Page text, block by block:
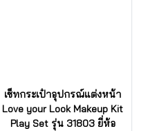
เซ็ทกระเป๋าอุปกรณ์แต่งหน้า
Love your Look Makeup Kit
Play Set รุ่น 31803 ยี่ห้อ